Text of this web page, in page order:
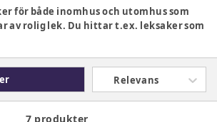
för både inomhus och utomhus som
av rolig lek. Du hittar t.ex. leksaker som
kassaapparater och
i vardagen och som de nu själva kan
Hitta alla roliga och färgglada
här på BabySam.
Relevans
7 produkter